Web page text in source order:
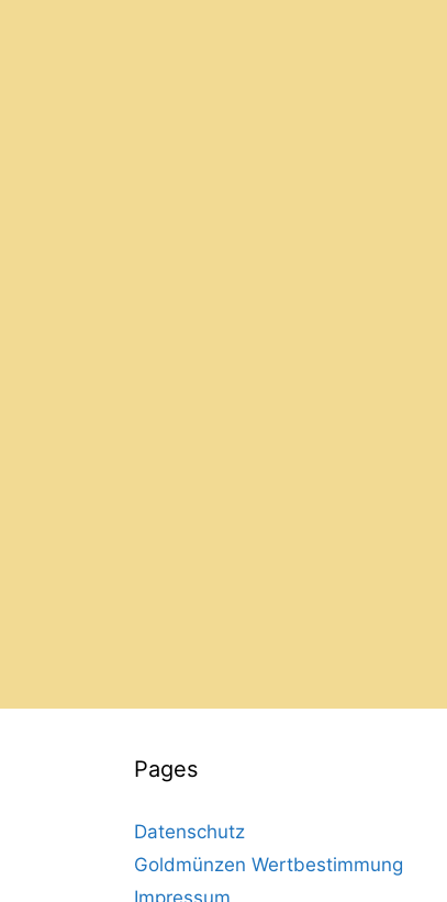
Pages
Datenschutz
Goldmünzen Wertbestimmung
Impressum